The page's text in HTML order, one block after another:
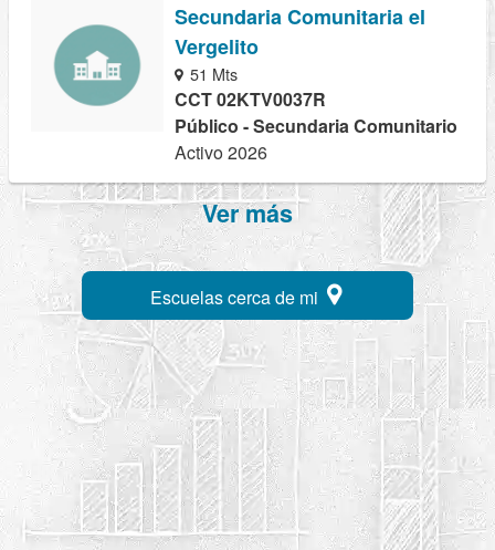
Secundaria Comunitaria el
Vergelito
51 Mts
CCT 02KTV0037R
Público - Secundaria Comunitario
Activo 2026
Ver más
Escuelas cerca de mi